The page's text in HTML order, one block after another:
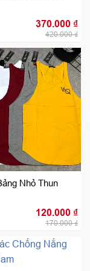
420.000₫
Giá
gốc
370.000 ₫Giá
tại
Nhỏ Thun
170.000₫
Giá
gốc
120.000 ₫Giá
tại